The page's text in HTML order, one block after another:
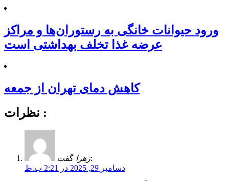
ورود حیوانات خانگی به رستوران‌ها و مراکز
عرضه غذا تخلف بهداشتی است
کاهش دمای تهران از جمعه
نظرات :
زهراگفت:
دسامبر 29, 2025 در 2:21 ب.ظ